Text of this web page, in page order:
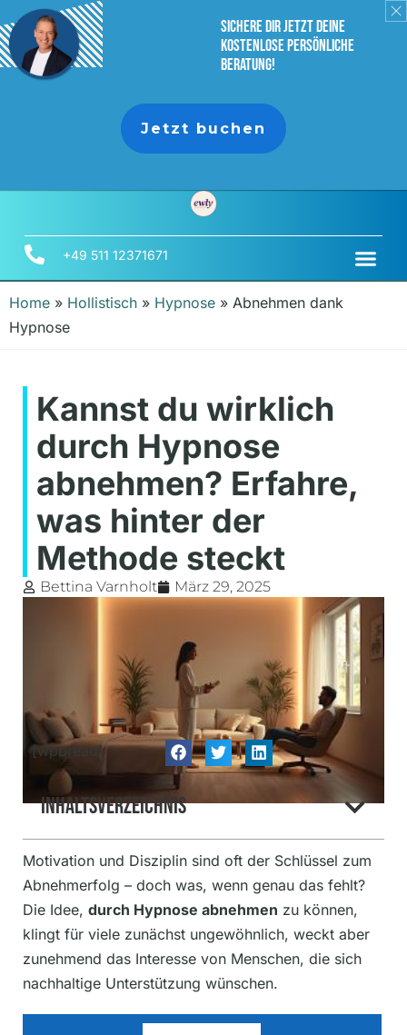
+49 511 12371671
Home » Hollistisch » Hypnose » Abnehmen dank
Hypnose
Kannst du wirklich
durch Hypnose
abnehmen? Erfahre,
was hinter der
Methode steckt
Bettina Varnholt März 29, 2025
[wpbread]
Inhaltsverzeichnis
Motivation und Disziplin sind oft der Schlüssel zum
Abnehmerfolg – doch was, wenn genau das fehlt?
Die Idee, durch Hypnose abnehmen zu können,
klingt für viele zunächst ungewöhnlich, weckt aber
zunehmend das Interesse von Menschen, die sich
nachhaltige Unterstützung wünschen.
sichere dir jetzt deine
Kostenlose persönliche
Beratung!
Jetzt buchen